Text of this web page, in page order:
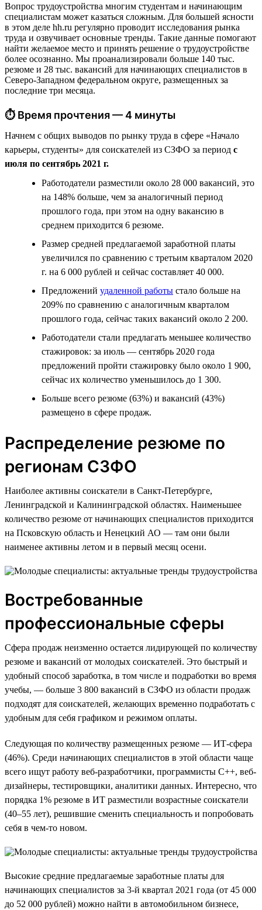
Вопрос трудоустройства многим студентам и начинающим
специалистам может казаться сложным. Для большей ясности
в этом деле hh.ru регулярно проводит исследования рынка
труда и озвучивает основные тренды. Такие данные помогают
найти желаемое место и принять решение о трудоустройстве
более осознанно. Мы проанализировали больше 140 тыс.
резюме и 28 тыс. вакансий для начинающих специалистов в
Северо-Западном федеральном округе, размещенных за
последние три месяца.
⏱ Время прочтения — 4 минуты
Начнем с общих выводов по рынку труда в сфере «Начало
карьеры, студенты» для соискателей из СЗФО за период с
июля по сентябрь 2021 г.
Работодатели разместили около 28 000 вакансий, это
на 148% больше, чем за аналогичный период
прошлого года, при этом на одну вакансию в
среднем приходится 6 резюме.
Размер средней предлагаемой заработной платы
увеличился по сравнению с третьим кварталом 2020
г. на 6 000 рублей и сейчас составляет 40 000.
Предложений удаленной работы стало больше на
209% по сравнению с аналогичным кварталом
прошлого года, сейчас таких вакансий около 2 200.
Работодатели стали предлагать меньшее количество
стажировок: за июль — сентябрь 2020 года
предложений пройти стажировку было около 1 900,
сейчас их количество уменьшилось до 1 300.
Больше всего резюме (63%) и вакансий (43%)
размещено в сфере продаж.
Распределение резюме по
регионам СЗФО
Наиболее активны соискатели в Санкт-Петербурге,
Ленинградской и Калининградской областях. Наименьшее
количество резюме от начинающих специалистов приходится
на Псковскую область и Ненецкий АО — там они были
наименее активны летом и в первый месяц осени.
Востребованные
профессиональные сферы
Сфера продаж неизменно остается лидирующей по количеству
резюме и вакансий от молодых соискателей. Это быстрый и
удобный способ заработка, в том числе и подработки во время
учебы, — больше 3 800 вакансий в СЗФО из области продаж
подходят для соискателей, желающих временно подработать с
удобным для себя графиком и режимом оплаты.
Следующая по количеству размещенных резюме — ИТ-сфера
(46%). Среди начинающих специалистов в этой области чаще
всего ищут работу веб-разработчики, программисты C++, веб-
дизайнеры, тестировщики, аналитики данных. Интересно, что
порядка 1% резюме в ИТ разместили возрастные соискатели
(40–55 лет), решившие сменить специальность и попробовать
себя в чем-то новом.
Высокие средние предлагаемые заработные платы для
начинающих специалистов за 3-й квартал 2021 года (от 45 000
до 52 000 рублей) можно найти в автомобильном бизнесе,